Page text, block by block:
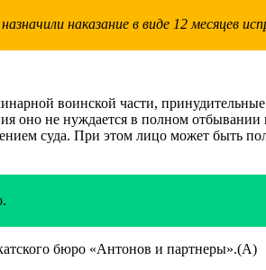
наказание в виде 12 месяцев
воинской части,
оно не нуждается в полном
суда. При этом лицо может быть
бюро «Антонов и партнеры».(А)